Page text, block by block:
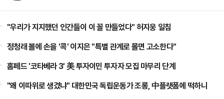
"우리가 지지했던 인간들이 이 꼴 만들었다" 허지웅 일침
정청래 볼에 손을 '콕' 이지은 "특별 관계로 몰면 고소한다"
홈페드 '코타베라 3' 美 투자이민 투자자 모집 마무리 단계
"왜 이따위로 생겼냐" 대한민국 독립운동가 조롱, 中플랫폼에 떡하니